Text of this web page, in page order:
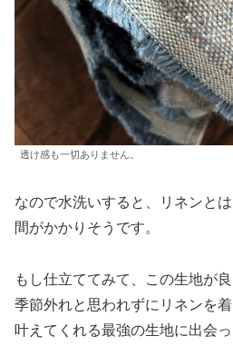
透け感も一切ありません。
なので水洗いすると、リネンと
間がかかりそうです。
もし仕立ててみて、この生地が
季節外れと思われずにリネンを
叶えてくれる最強の生地に出会